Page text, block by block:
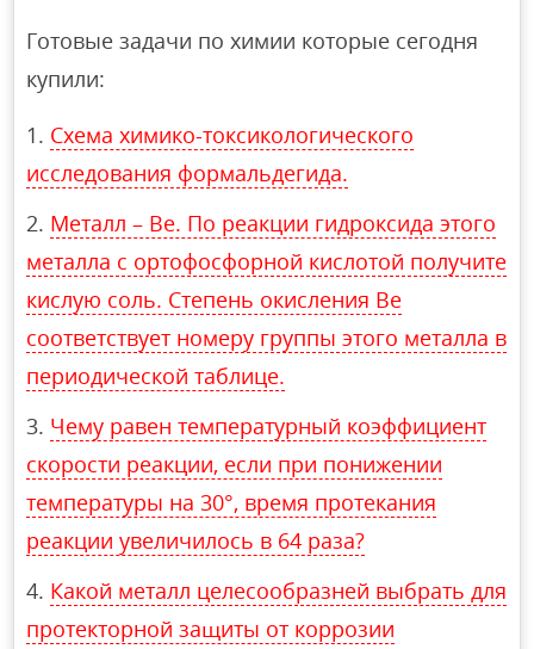
Готовые задачи по химии которые сегодня
купили:
Схема химико-токсикологического
исследования формальдегида.
Металл – Ве. По реакции гидроксида этого
металла с ортофосфорной кислотой получите
кислую соль. Степень окисления Ве
соответствует номеру группы этого металла в
периодической таблице.
Чему равен температурный коэффициент
скорости реакции, если при понижении
температуры на 30°, время протекания
реакции увеличилось в 64 раза?
Какой металл целесообразней выбрать для
протекторной защиты от коррозии